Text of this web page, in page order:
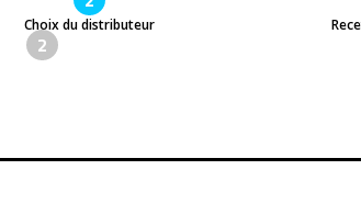
Choix du distributeur
2